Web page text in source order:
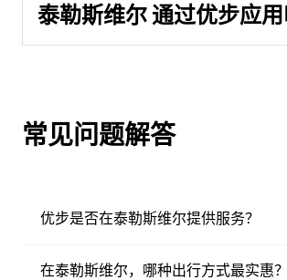
泰勒斯维尔 通过优步应
常见问题解答
优步是否在泰勒斯维尔提供服务？
在泰勒斯维尔，哪种出行方式最实惠？